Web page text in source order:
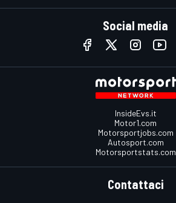
Social media
InsideEvs.it
Motor1.com
Motorsportjobs.com
Autosport.com
Motorsportstats.com
Contattaci